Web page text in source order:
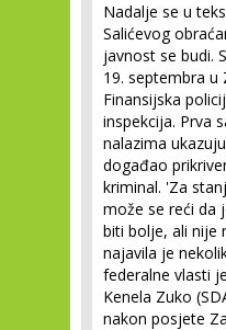
Nadalje se u
Salićevog
javnost se budi.
19. septembra u
Finansijska
inspekcija. Prva
nalazima
događao
kriminal. 'Za
može se reći da
biti bolje, ali nije
najavila je
federalne vlasti
Kenela Zuko
nakon posjete